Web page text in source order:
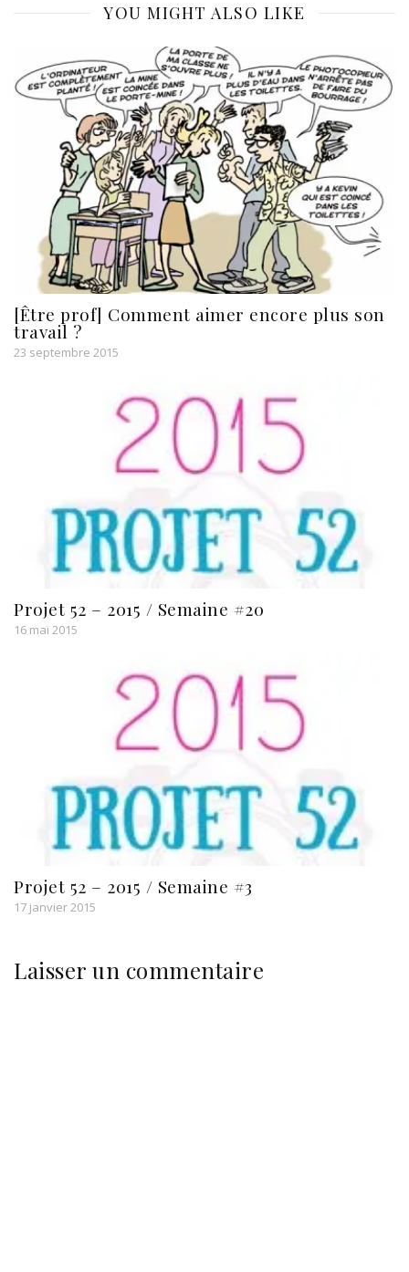
YOU MIGHT ALSO LIKE
[Être prof] Comment aimer encore plus son
travail ?
23 septembre 2015
Projet 52 – 2015 / Semaine #20
16 mai 2015
Projet 52 – 2015 / Semaine #3
17 janvier 2015
Laisser un commentaire